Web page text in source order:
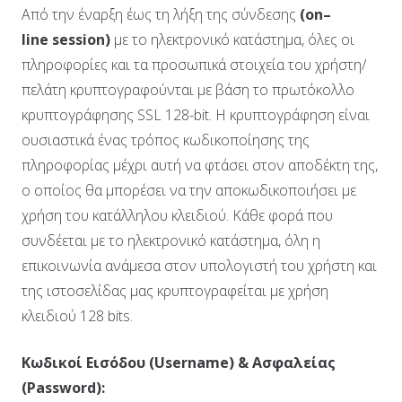
Από την έναρξη έως τη λήξη της σύνδεσης (on–
line session) με το ηλεκτρονικό κατάστημα, όλες οι
πληροφορίες και τα προσωπικά στοιχεία του χρήστη/
πελάτη κρυπτογραφούνται με βάση το πρωτόκολλο
κρυπτογράφησης SSL 128-bit. Η κρυπτογράφηση είναι
ουσιαστικά ένας τρόπος κωδικοποίησης της
πληροφορίας μέχρι αυτή να φτάσει στον αποδέκτη της,
ο οποίος θα μπορέσει να την αποκωδικοποιήσει με
χρήση του κατάλληλου κλειδιού. Κάθε φορά που
συνδέεται με το ηλεκτρονικό κατάστημα, όλη η
επικοινωνία ανάμεσα στον υπολογιστή του χρήστη και
της ιστοσελίδας μας κρυπτογραφείται με χρήση
κλειδιού 128 bits.
Κωδικοί Εισόδου (Username) & Ασφαλείας
(Password):